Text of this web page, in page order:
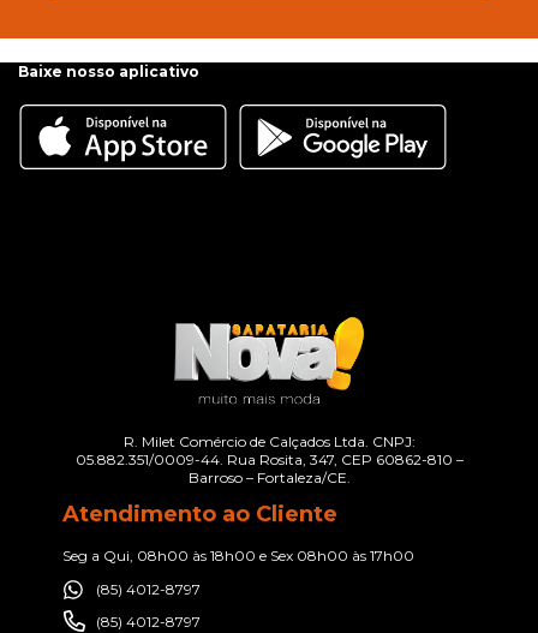
Baixe nosso aplicativo
R. Milet Comércio de Calçados Ltda. CNPJ:
05.882.351/0009-44. Rua Rosita, 347, CEP 60862-810 –
Barroso – Fortaleza/CE.
Atendimento ao Cliente
Seg a Qui, 08h00 às 18h00 e Sex 08h00 às 17h00
(85) 4012-8797
(85) 4012-8797